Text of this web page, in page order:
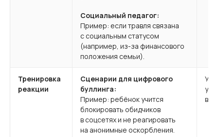
Социальный педагог:
Пример: если травля связана
с социальным статусом
(например, из-за финансового
положения семьи).
Тренировка
реакции
Сценарии для цифрового
буллинга:
Пример: ребёнок учится
блокировать обидчиков
в соцсетях и не реагировать
на анонимные оскорбления.
в